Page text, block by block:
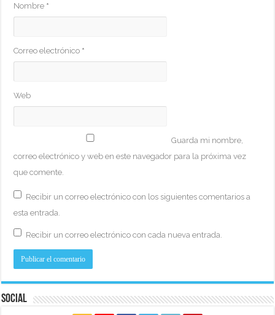
Nombre *
Correo electrónico *
Web
Guarda mi nombre,
correo electrónico y web en este navegador para la próxima vez
que comente.
Recibir un correo electrónico con los siguientes comentarios a
esta entrada.
Recibir un correo electrónico con cada nueva entrada.
Social